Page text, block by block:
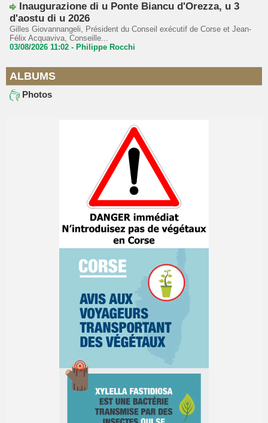
Inaugurazione di u Ponte Biancu d'Orezza, u 3
d'aostu di u 2026
Gilles Giovannangeli, Président du Conseil exécutif de Corse et Jean-
Félix Acquaviva, Conseille...
03/08/2026 11:02 - Philippe Rocchi
ALBUMS
Photos